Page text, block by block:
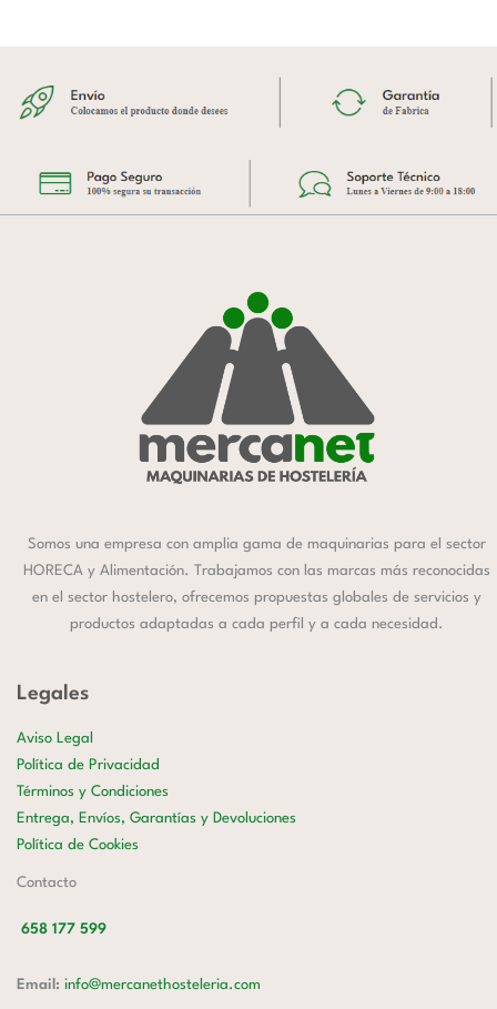
Somos una empresa con amplia gama de maquinarias para el sector
HORECA y Alimentación. Trabajamos con las marcas más reconocidas
en el sector hostelero, ofrecemos propuestas globales de servicios y
productos adaptadas a cada perfil y a cada necesidad.
Legales
Aviso Legal
Política de Privacidad
Términos y Condiciones
Entrega, Envíos, Garantías y Devoluciones
Política de Cookies
Contacto
658 177 599
Email: info@mercanethosteleria.com